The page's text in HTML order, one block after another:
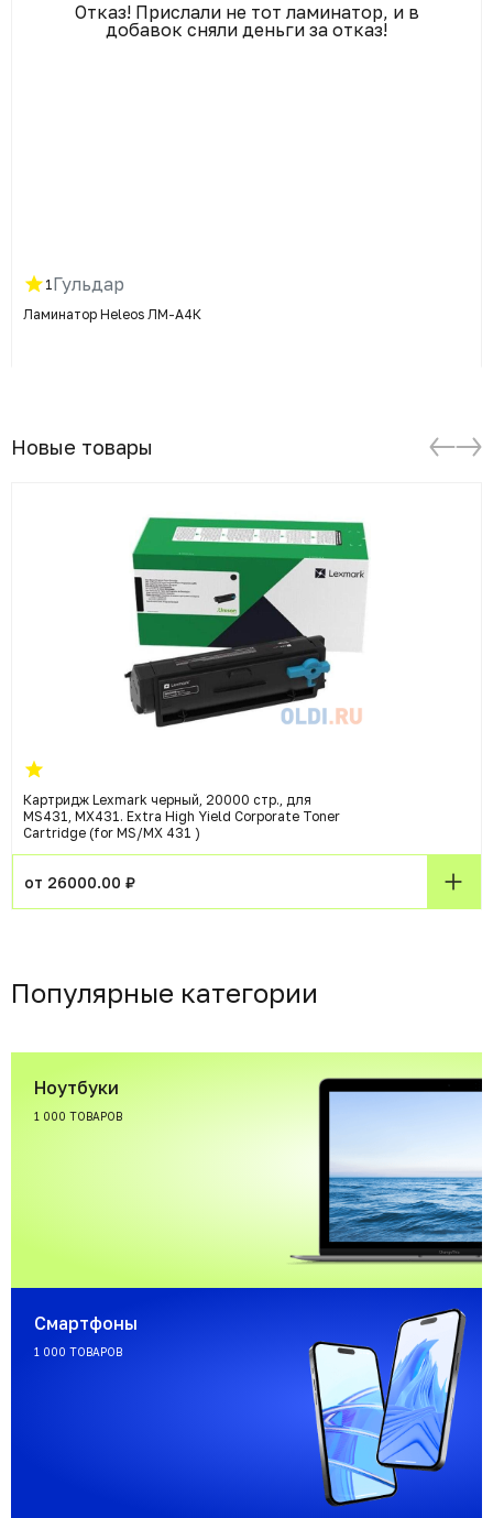
Отказ! Прислали не тот ламинатор, и в
добавок сняли деньги за отказ!
1 Гульдар
Ламинатор Heleos ЛМ-А4К
Новые товары
Картридж Lexmark черный, 20000 стр., для
MS431, MX431. Extra High Yield Corporate Toner
Cartridge (for MS/MX 431 )
от 26000.00 ₽
Популярные категории
Ноутбуки
1 000 ТОВАРОВ
Смартфоны
1 000 ТОВАРОВ